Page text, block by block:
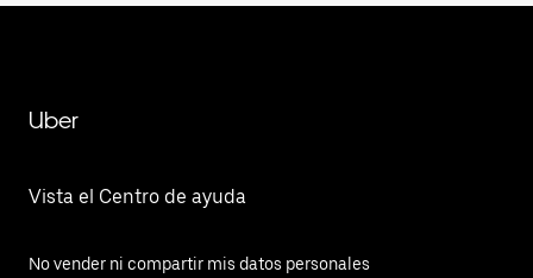
Uber
Vista el Centro de ayuda
No vender ni compartir mis datos personales